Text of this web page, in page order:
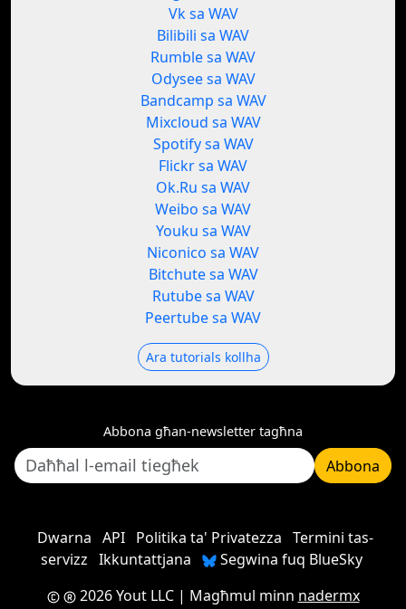
Vk sa WAV
Bilibili sa WAV
Rumble sa WAV
Odysee sa WAV
Bandcamp sa WAV
Mixcloud sa WAV
Spotify sa WAV
Flickr sa WAV
Ok.Ru sa WAV
Weibo sa WAV
Youku sa WAV
Niconico sa WAV
Bitchute sa WAV
Rutube sa WAV
Peertube sa WAV
Ara tutorials kollha
Abbona għan-newsletter tagħna
Abbona
Dwarna API Politika ta' Privatezza Termini tas-
servizz Ikkuntattjana
Segwina fuq BlueSky
2026 Yout LLC| Magħmul minn nadermx